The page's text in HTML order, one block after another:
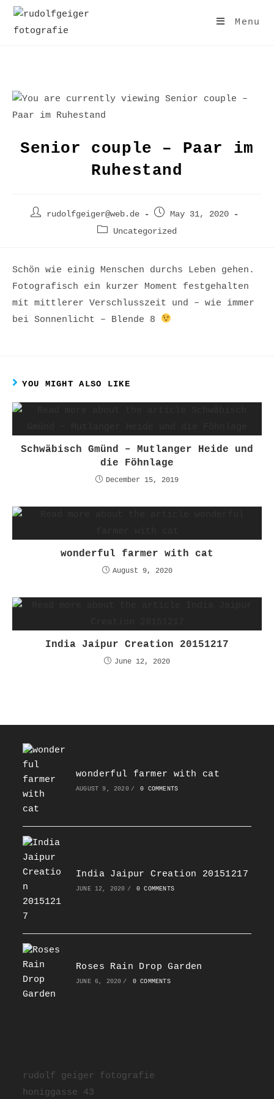
Skip
Menu
Senior couple – Paar im
Ruhestand
Postrudolfgeiger@web.de
PostMay 31, 2020
PostUncategorized
Schön wie einig Menschen durchs Leben gehen.
Fotografisch ein kurzer Moment festgehalten
mit mittlerer Verschlusszeit und – wie immer
bei Sonnenlicht – Blende 8
YOU MIGHT ALSO LIKE
Schwäbisch Gmünd – Mutlanger Heide und
die Föhnlage
December 15, 2019
wonderful farmer with cat
August 9, 2020
India Jaipur Creation 20151217
June 12, 2020
wonderful farmer with cat
AUGUST 9, 2020 / 0 COMMENTS
India Jaipur Creation 20151217
JUNE 12, 2020 / 0 COMMENTS
Roses Rain Drop Garden
JUNE 6, 2020 / 0 COMMENTS
rudolf geiger fotografie
honiggasse 43